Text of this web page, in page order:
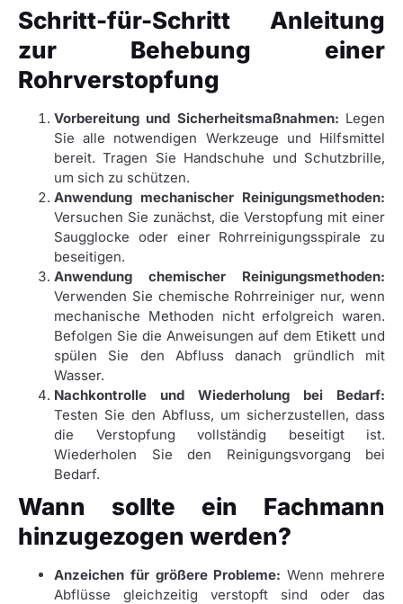
Schritt-für-Schritt Anleitung
zur Behebung einer
Rohrverstopfung
Vorbereitung und Sicherheitsmaßnahmen: Legen
Sie alle notwendigen Werkzeuge und Hilfsmittel
bereit. Tragen Sie Handschuhe und Schutzbrille,
um sich zu schützen.
Anwendung mechanischer Reinigungsmethoden:
Versuchen Sie zunächst, die Verstopfung mit einer
Saugglocke oder einer Rohrreinigungsspirale zu
beseitigen.
Anwendung chemischer Reinigungsmethoden:
Verwenden Sie chemische Rohrreiniger nur, wenn
mechanische Methoden nicht erfolgreich waren.
Befolgen Sie die Anweisungen auf dem Etikett und
spülen Sie den Abfluss danach gründlich mit
Wasser.
Nachkontrolle und Wiederholung bei Bedarf:
Testen Sie den Abfluss, um sicherzustellen, dass
die Verstopfung vollständig beseitigt ist.
Wiederholen Sie den Reinigungsvorgang bei
Bedarf.
Wann sollte ein Fachmann
hinzugezogen werden?
Anzeichen für größere Probleme: Wenn mehrere
Abflüsse gleichzeitig verstopft sind oder das